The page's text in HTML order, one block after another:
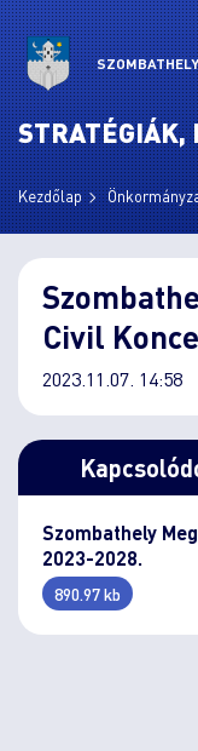
STRATÉGIÁK,
Kezdőlap
Civil
2023.11.07. 14:58
Szombathely
2023-2028.
890.97 kb